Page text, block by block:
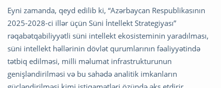
Eyni zamanda, qeyd edilib ki, “Azərbaycan Respublikasının
2025-2028-ci illər üçün Süni İntellekt Strategiyası”
rəqabətqabiliyyətli süni intellekt ekosisteminin yaradılması,
süni intellekt həllərinin dövlət qurumlarının fəaliyyətində
tətbiq edilməsi, milli məlumat infrastrukturunun
genişləndirilməsi və bu sahədə analitik imkanların